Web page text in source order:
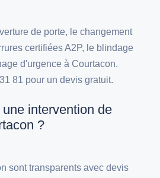
de porte, le changement
certifiées A2P, le blindage
d'urgence à Courtacon.
81 pour un devis gratuit.
intervention de
?
sont transparents avec devis